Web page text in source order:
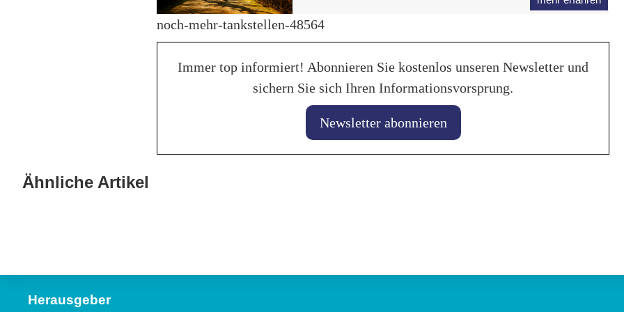
noch-mehr-tankstellen-48564
Immer top informiert! Abonnieren Sie kostenlos unseren Newsletter und
sichern Sie sich Ihren Informationsvorsprung.
Newsletter abonnieren
Ähnliche Artikel
KI hilft beim perfekten
28. Januar 2026
Balancing von
Liqui Moly
Herausgeber